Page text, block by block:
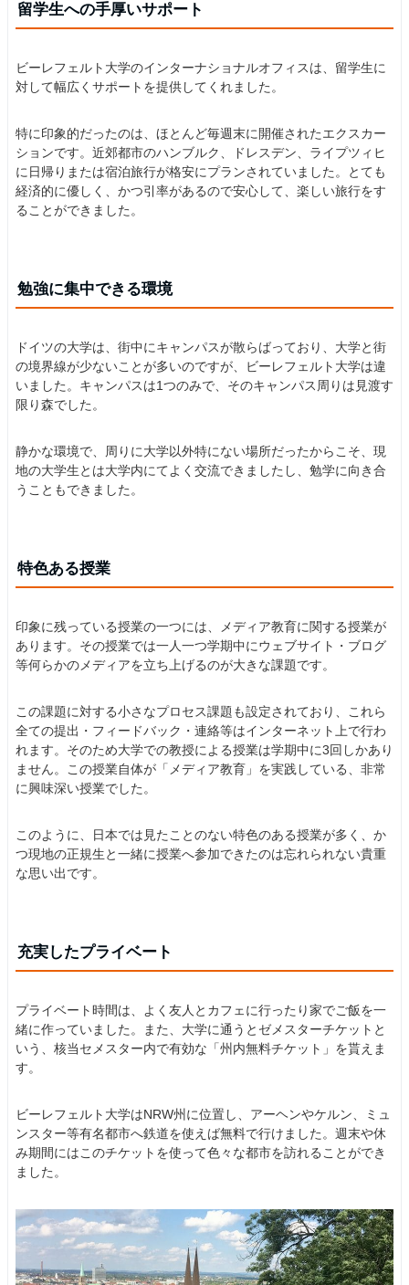
留学生への手厚いサポート
ビーレフェルト大学のインターナショナルオフィスは、留学生に
対して幅広くサポートを提供してくれました。
特に印象的だったのは、ほとんど毎週末に開催されたエクスカー
ションです。近郊都市のハンブルク、ドレスデン、ライプツィヒ
に日帰りまたは宿泊旅行が格安にプランされていました。とても
経済的に優しく、かつ引率があるので安心して、楽しい旅行をす
ることができました。
勉強に集中できる環境
ドイツの大学は、街中にキャンパスが散らばっており、大学と街
の境界線が少ないことが多いのですが、ビーレフェルト大学は違
いました。キャンパスは1つのみで、そのキャンパス周りは見渡す
限り森でした。
静かな環境で、周りに大学以外特にない場所だったからこそ、現
地の大学生とは大学内にてよく交流できましたし、勉学に向き合
うこともできました。
特色ある授業
印象に残っている授業の一つには、メディア教育に関する授業が
あります。その授業では一人一つ学期中にウェブサイト・ブログ
等何らかのメディアを立ち上げるのが大きな課題です。
この課題に対する小さなプロセス課題も設定されており、これら
全ての提出・フィードバック・連絡等はインターネット上で行わ
れます。そのため大学での教授による授業は学期中に3回しかあり
ません。この授業自体が「メディア教育」を実践している、非常
に興味深い授業でした。
このように、日本では見たことのない特色のある授業が多く、か
つ現地の正規生と一緒に授業へ参加できたのは忘れられない貴重
な思い出です。
充実したプライベート
プライベート時間は、よく友人とカフェに行ったり家でご飯を一
緒に作っていました。また、大学に通うとゼメスターチケットと
いう、核当セメスター内で有効な「州内無料チケット」を貰えま
す。
ビーレフェルト大学はNRW州に位置し、アーヘンやケルン、ミュ
ンスター等有名都市へ鉄道を使えば無料で行けました。週末や休
み期間にはこのチケットを使って色々な都市を訪れることができ
ました。